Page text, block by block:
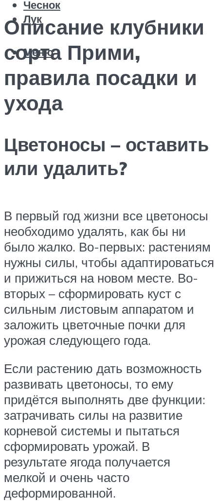
Чеснок
Лук
Меню
Описание клубники
сорта Прими,
правила посадки и
ухода
Цветоносы – оставить
или удалить?
В первый год жизни все цветоносы
необходимо удалять, как бы ни
было жалко. Во-первых: растениям
нужны силы, чтобы адаптироваться
и прижиться на новом месте. Во-
вторых – сформировать куст с
сильным листовым аппаратом и
заложить цветочные почки для
урожая следующего года.
Если растению дать возможность
развивать цветоносы, то ему
придётся выполнять две функции:
затрачивать силы на развитие
корневой системы и пытаться
сформировать урожай. В
результате ягода получается
мелкой и очень часто
деформированной.